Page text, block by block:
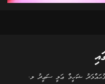
ޝަހީމް ޢަލީ ސަޢީދު ލ.